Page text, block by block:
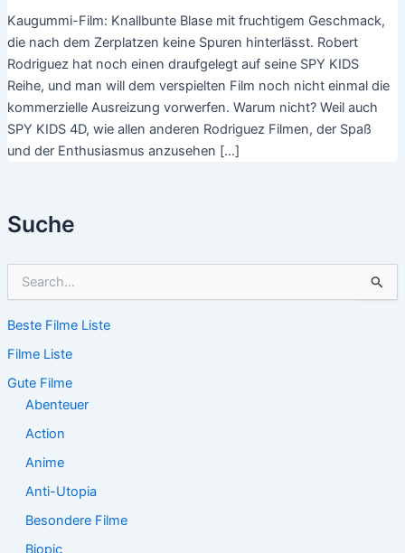
Suche
h
n
n
Beste Filme Liste
Filme Liste
Gute Filme
Abenteuer
Action
Anime
Anti-Utopia
Besondere Filme
Biopic
Kaugummi-Film: Knallbunte Blase mit fruchtigem Geschmack,
die nach dem Zerplatzen keine Spuren hinterlässt. Robert
Rodriguez hat noch einen draufgelegt auf seine SPY KIDS
Reihe, und man will dem verspielten Film noch nicht einmal die
kommerzielle Ausreizung vorwerfen. Warum nicht? Weil auch
SPY KIDS 4D, wie allen anderen Rodriguez Filmen, der Spaß
und der Enthusiasmus anzusehen […]